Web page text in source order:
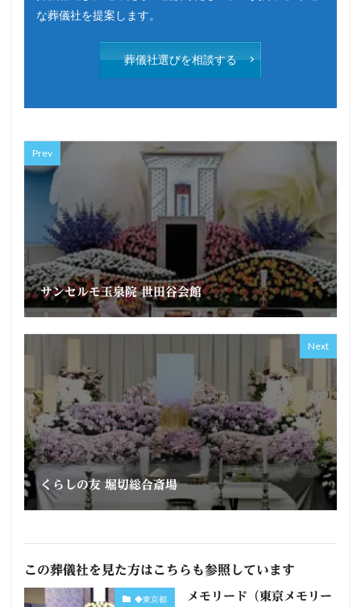
な葬儀社を提案します。
葬儀社選びを相談する
Prev
サンセルモ玉泉院 世田谷会館
Next
くらしの友 堀切総合斎場
この葬儀社を見た方はこちらも参照しています
◆東京都
メモリード（東京メモリー